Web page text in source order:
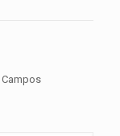
Campos